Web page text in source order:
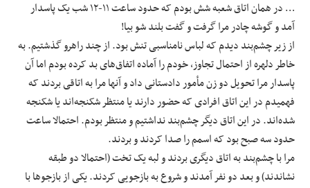
… در همان اتاق شعبه شش بودم که حدود ساعت ۱۱-۱۲ شب یک پاسدار
آمد و گوشه چادر مرا گرفت و گفت بلند شو بیا!
از زیر چشم‌بند دیدم که لباس نامناسبی تنش بود. از چند راهرو گذشتیم. به
‌خاطر دلهره از احتمال تجاوز، خودم را آماده اتفاق‌های بد کرده بودم اما آن
پاسدار مرا تحویل دو زن مأمور دادستانی داد و آنها مرا به اتاقی بردند که
فهمیدم در این اتاق افرادی که حضور دارند یا منتظر شکنجه‌اند یا شکنجه
شده‌اند. در این اتاق دیگر چشم‌بند نداشتیم و منتظر بودم. احتمالا ساعت
حدود سه صبح بود که اسمم را صدا کردند و بردند.
مرا با چشم‌بند به اتاق دیگری بردند و لبه یک تخت (احتمالا دو طبقه
نشاندند) و بعد دو نفر آمدند و شروع به بازجویی کردند. یکی از بازجوها با